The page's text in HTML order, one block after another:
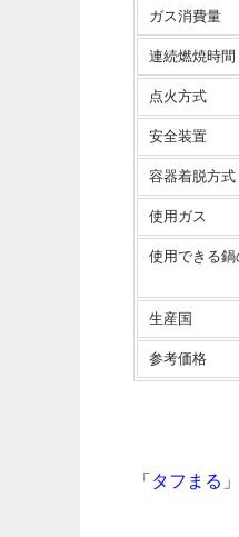
ガス消費量
連続燃焼時間
点火方式
安全装置
容器着脱方式
使用ガス
使用できる鍋
生産国
参考価格
「 タフまる